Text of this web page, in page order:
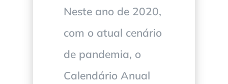
Neste ano de 2020,
com o atual cenário
de pandemia, o
Calendário Anual